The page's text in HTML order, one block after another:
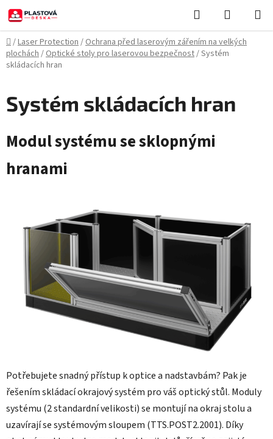
Přejít
na
obsah
Hledat
KOŠÍK
Domů
/Laser Protection/Ochrana před laserovým zářením na velkých
plochách/Optické stoly pro laserovou bezpečnost/Systém
skládacích hran
Systém skládacích hran
Modul systému se sklopnými
hranami
Potřebujete snadný přístup k optice a nadstavbám? Pak je
řešením skládací okrajový systém pro váš optický stůl. Moduly
systému (2 standardní velikosti) se montují na okraj stolu a
uzavírají se systémovým sloupem (TTS.POST2.2001). Díky